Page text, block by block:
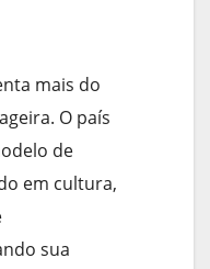
mais do
O país
de
em cultura,
sua